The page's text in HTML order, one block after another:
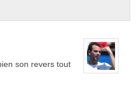
son revers tout